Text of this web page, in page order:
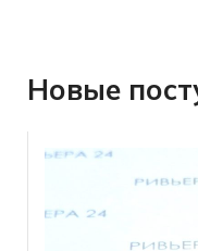
Новые